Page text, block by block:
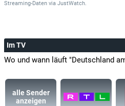
Streaming-Daten via JustWatch.
Im TV
Wo und wann läuft "Deutschland
alle Sender
anzeigen